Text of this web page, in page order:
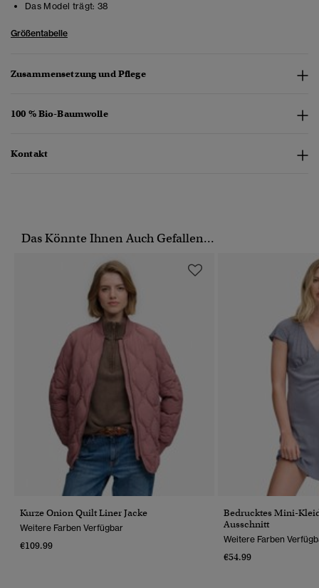
Das Model trägt: 38
Größentabelle
Zusammensetzung und Pflege
100 % Bio-Baumwolle
Kontakt
Das Könnte Ihnen Auch Gefallen...
Kurze Onion Quilt Liner Jacke
Weitere Farben Verfügbar
€109.99
Bedrucktes Mini-
Ausschnitt
Weitere Farben
€54.99